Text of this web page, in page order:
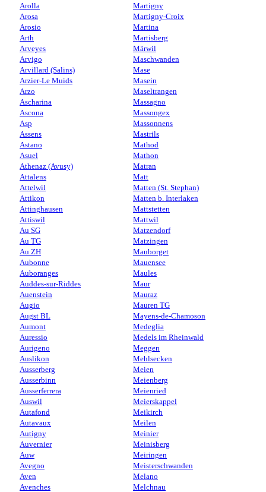
Arolla
Arosa
Arosio
Arth
Arveyes
Arvigo
Arvillard (Salins)
Arzier-Le Muids
Arzo
Ascharina
Ascona
Asp
Assens
Astano
Asuel
Athenaz (Avusy)
Attalens
Attelwil
Attikon
Attinghausen
Attiswil
Au SG
Au TG
Au ZH
Aubonne
Auboranges
Auddes-sur-Riddes
Auenstein
Augio
Augst BL
Aumont
Auressio
Aurigeno
Auslikon
Ausserberg
Ausserbinn
Ausserferrera
Auswil
Autafond
Autavaux
Autigny
Auvernier
Auw
Avegno
Aven
Avenches
Martigny
Martigny-Croix
Martina
Martisberg
Märwil
Maschwanden
Mase
Masein
Maseltrangen
Massagno
Massongex
Massonnens
Mastrils
Mathod
Mathon
Matran
Matt
Matten (St. Stephan)
Matten b. Interlaken
Mattstetten
Mattwil
Matzendorf
Matzingen
Mauborget
Mauensee
Maules
Maur
Mauraz
Mauren TG
Mayens-de-Chamoson
Medeglia
Medels im Rheinwald
Meggen
Mehlsecken
Meien
Meienberg
Meienried
Meierskappel
Meikirch
Meilen
Meinier
Meinisberg
Meiringen
Meisterschwanden
Melano
Melchnau